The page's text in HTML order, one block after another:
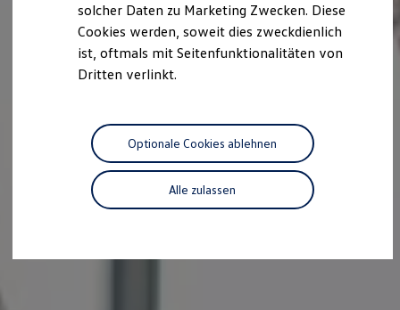
#wedriveproud
Besitzer und Service
Software Updates
Service und Ersatzteile
Motorenöl und Flüssigkeiten
Räder und Reifen
Pannen- und Unfallhilfe
Economy Service
Volkswagen Teile
Zubehör
solcher Daten zu Marketing Zwecken. Diese
Cookies werden, soweit dies zweckdienlich
ist, oftmals mit Seitenfunktionalitäten von
Dritten verlinkt.
Alle zulassen
Optionale Cookies ablehnen